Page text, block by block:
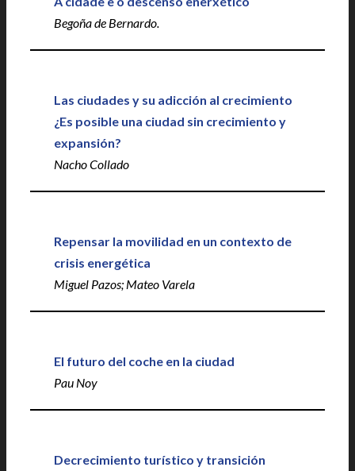
Begoña de Bernardo.
Las ciudades y su adicción al crecimiento
¿Es posible una ciudad sin crecimiento y
expansión?
Nacho Collado
Repensar la movilidad en un contexto de
crisis energética
Miguel Pazos; Mateo Varela
El futuro del coche en la ciudad
Pau Noy
Decrecimiento turístico y transición